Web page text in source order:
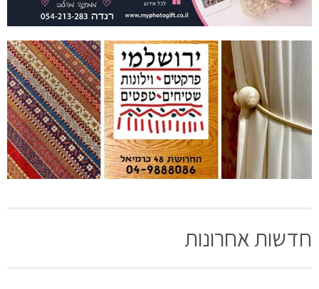
חדשות אחרונות